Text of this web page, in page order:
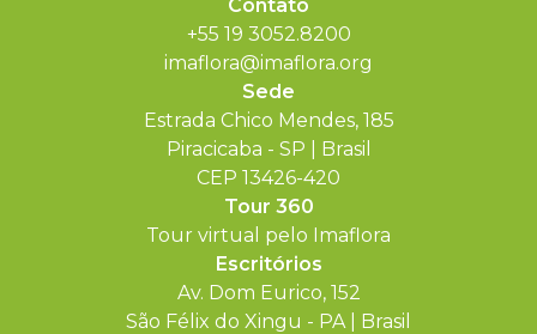
Contato
+55 19 3052.8200
imaflora@imaflora.org
Sede
Estrada Chico Mendes, 185
Piracicaba - SP | Brasil
CEP 13426-420
Tour 360
Tour virtual pelo Imaflora
Escritórios
Av. Dom Eurico, 152
São Félix do Xingu - PA | Brasil